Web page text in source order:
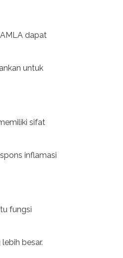
dapat
untuk
sifat
inflamasi
fungsi
besar.